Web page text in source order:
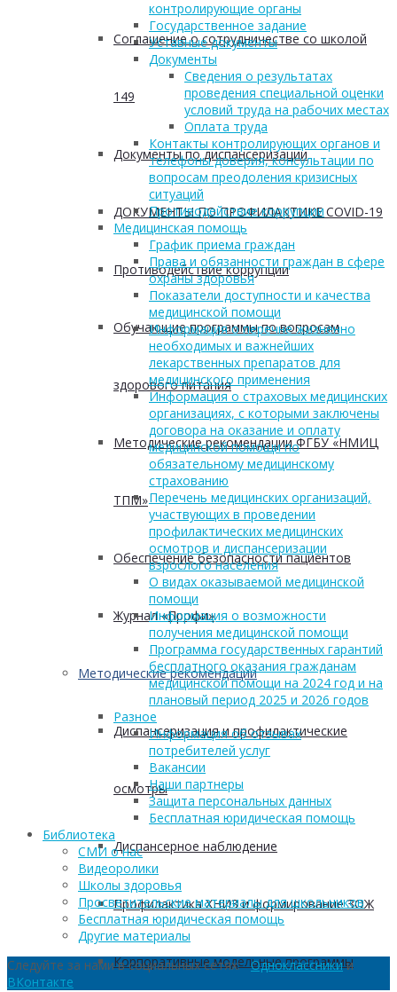
Соглашение о сотрудничестве со школой
149
Документы по диспансеризации
ДОКУМЕНТЫ ПО ПРОФИЛАКТИКЕ COVID-19
Противодействие коррупции
Обучающие программы по вопросам
здорового питания
Методические рекомендации ФГБУ «НМИЦ
ТПМ»
Обеспечение безопасности пациентов
Журнал «Профи»
Методические рекомендации
Диспансеризация и профилактические
осмотры
Диспансерное наблюдение
Профилактика ХНИЗ и формирование ЗОЖ
Корпоративные модельные программы
контролирующие органы
Государственное задание
Уставные документы
Документы
Сведения о результатах
проведения специальной оценки
условий труда на рабочих местах
Оплата труда
Контакты контролирующих органов и
телефоны доверия, консультации по
вопросам преодоления кризисных
ситуаций
Противодействие коррупции
Медицинская помощь
График приема граждан
Права и обязанности граждан в сфере
охраны здоровья
Показатели доступности и качества
медицинской помощи
Информация о перечне жизненно
необходимых и важнейших
лекарственных препаратов для
медицинского применения
Информация о страховых медицинских
организациях, с которыми заключены
договора на оказание и оплату
медицинской помощи по
обязательному медицинскому
страхованию
Перечень медицинских организаций,
участвующих в проведении
профилактических медицинских
осмотров и диспансеризации
взрослого населения
О видах оказываемой медицинской
помощи
Информация о возможности
получения медицинской помощи
Программа государственных гарантий
бесплатного оказания гражданам
медицинской помощи на 2024 год и на
плановый период 2025 и 2026 годов
Разное
Информация об отзывах
потребителей услуг
Вакансии
Наши партнеры
Защита персональных данных
Бесплатная юридическая помощь
Библиотека
СМИ о нас
Видеоролики
Школы здоровья
Просветительские материалы для школьников
Бесплатная юридическая помощь
Другие материалы
Следуйте за нами в социальных сетях:Одноклассникии
ВКонтакте